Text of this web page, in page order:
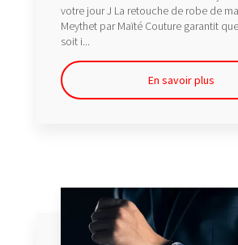
votre jour J La retouche de robe de
Meythet par Maïté Couture garantit
soit i...
En savoir plus